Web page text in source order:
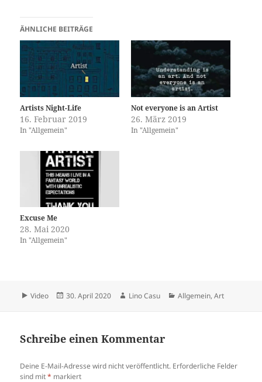
ÄHNLICHE BEITRÄGE
Artists Night-Life
16. Februar 2019
In "Allgemein"
Not everyone is an Artist
26. März 2019
In "Allgemein"
Excuse Me
28. Mai 2020
In "Allgemein"
Format
Video
Veröffentlicht
30. April 2020 Autor
Lino Casu Kategorien
Allgemein,Art
Schreibe einen Kommentar
Deine E-Mail-Adresse wird nicht veröffentlicht. Erforderliche Felder
sind mit* markiert